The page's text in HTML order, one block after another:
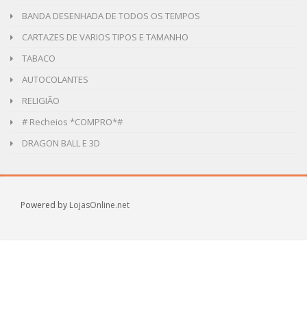
BANDA DESENHADA DE TODOS OS TEMPOS
CARTAZES DE VARIOS TIPOS E TAMANHO
TABACO
AUTOCOLANTES
RELIGIÃO
# Recheios *COMPRO*#
DRAGON BALL E 3D
Powered by LojasOnline.net